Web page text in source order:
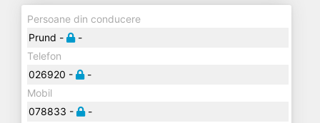
Persoane din conducere
Prund -
-
Telefon
026920 -
-
Mobil
078833 -
-